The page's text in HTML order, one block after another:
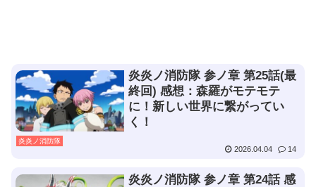
炎炎ノ消防隊
炎炎ノ消防隊 参ノ章 第25話(最
終回) 感想：森羅がモテモテ
に！新しい世界に繋がってい
く！
2026.04.04 14
炎炎ノ消防隊 参ノ章 第24話 感